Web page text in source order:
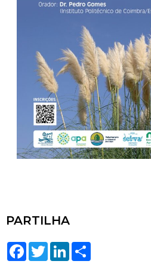
PARTILHA
Facebook
TwitterLinkedIn